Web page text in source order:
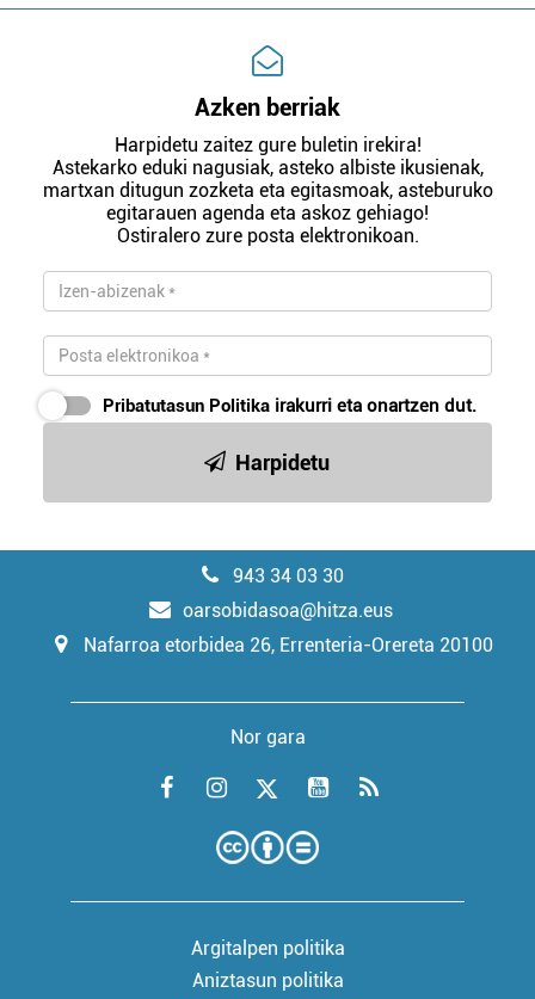
Azken berriak
Harpidetu zaitez gure buletin irekira!
Astekarko eduki nagusiak, asteko albiste ikusienak,
martxan ditugun zozketa eta egitasmoak, asteburuko
egitarauen agenda eta askoz gehiago!
Ostiralero zure posta elektronikoan.
Pribatutasun Politika irakurri eta onartzen dut.
Harpidetu
943 34 03 30
oarsobidasoa@hitza.eus
Nafarroa etorbidea 26, Errenteria-Orereta 20100
Nor gara
Argitalpen politika
Aniztasun politika